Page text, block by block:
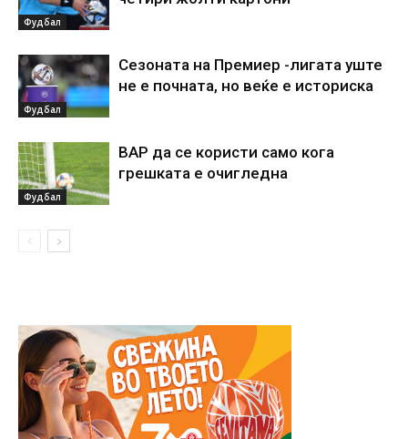
Фудбал
Фудбал
Сезоната на Премиер -лигата уште
не е почната, но веќе е историска
Фудбал
ВАР да се користи само кога
грешката е очигледна